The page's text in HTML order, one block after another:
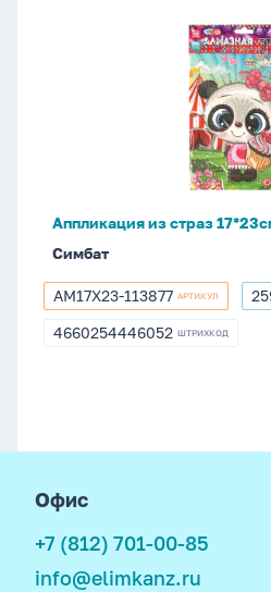
Аппликация из страз
Симбат
AM17X23-
113877
AM17X23-113877 АРТИКУЛ
4660254446052
4660254446052 ШТРИХКОД
Офис
+7 (812) 701-00-85
info@elimkanz.ru